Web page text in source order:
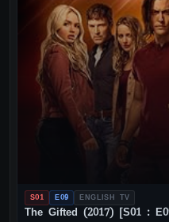
S01 E09 ENGLISH TV
The Gifted (2017) [S01 :